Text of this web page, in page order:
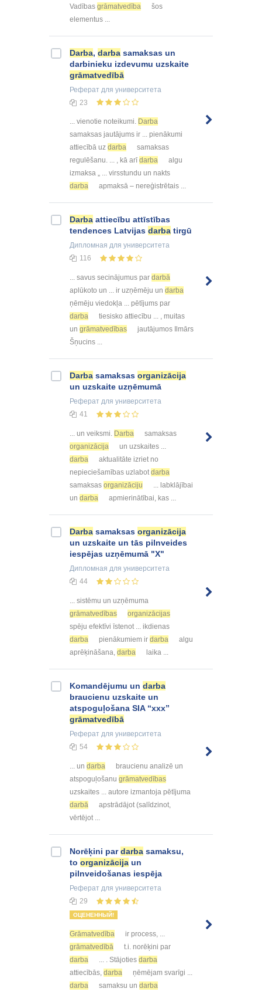
Vadības grāmatvedība
šos
elementus ...
Darba, darba samaksas un
darbinieku izdevumu uzskaite
grāmatvedībā
Реферат для университета
23
... vienotie noteikumi. Darba
samaksas jautājums ir ... pienākumi
attiecībā uz darba
samaksas
regulēšanu. ... , kā arīdarba
algu
izmaksa „ ... virsstundu un nakts
darba
apmaksā – nereģistrētais ...
Darba attiecību attīstības
tendences Latvijas darba tirgū
Дипломная для университета
116
... savus secinājumus par darbā
aplūkoto un ... ir uzņēmēju un darba
ņēmēju viedokļa ... pētījums par
darba
tiesisko attiecību ... , muitas
un grāmatvedības
jautājumos Ilmārs
Šņucins ...
Darba samaksas organizācija
un uzskaite uzņēmumā
Реферат для университета
41
... un veiksmi. Darba
samaksas
organizācija
un uzskaites ...
darba
aktualitāte izriet no
nepieciešamības uzlabotdarba
samaksas organizāciju
... labklājībai
un darba apmierinātībai, kas ...
Darba samaksas organizācija
un uzskaite un tās pilnveides
iespējas uzņēmumā "X"
Дипломная для университета
44
... sistēmu un uzņēmuma
grāmatvedības
organizācijas
spēju efektīvi īstenot ... ikdienas
darba
pienākumiem ir darba
algu
aprēķināšana, darba laika ...
Komandējumu un darba
braucienu uzskaite un
atspoguļošana SIA “xxx”
grāmatvedībā
Реферат для университета
54
... un darba
braucienu analizē un
atspoguļošanu grāmatvedības
uzskaites ... autore izmantoja pētījuma
darbā
apstrādājot (salīdzinot,
vērtējot ...
Norēķini pardarba samaksu,
to organizācija un
pilnveidošanas iespēja
Реферат для университета
29
ОЦЕНЕННЫЙ!
Grāmatvedība
ir process, ...
grāmatvedībā
t.i. norēķini par
darba
... . Stājoties darba
attiecībās, darba
ņēmējam svarīgi ...
darba
samaksu un darba